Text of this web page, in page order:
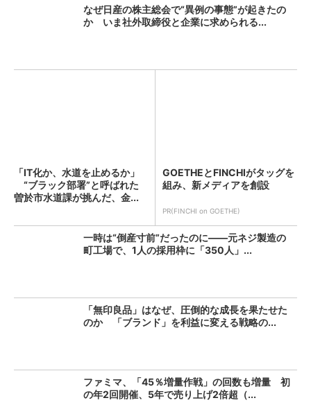
なぜ日産の株主総会で“異例の事態”が起きたの
か いま社外取締役と企業に求められる...
「IT化か、水道を止めるか」
“ブラック部署”と呼ばれた
曽於市水道課が挑んだ、金...
GOETHEとFINCHIがタッグを
組み、新メディアを創設
PR(FINCHI on GOETHE)
一時は“倒産寸前”だったのに――元ネジ製造の
町工場で、1人の採用枠に「350人」...
「無印良品」はなぜ、圧倒的な成長を果たせた
のか 「ブランド」を利益に変える戦略の...
ファミマ、「45％増量作戦」の回数も増量 初
の年2回開催、5年で売り上げ2倍超（...